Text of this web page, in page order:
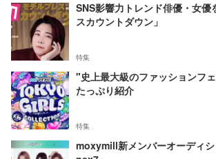
SNS影響力トレンド俳優・女優
スカウントダウン」
特集
"史上最大級のファッションフ
たっぷり紹介
特集
moxymill新メンバーオーディ